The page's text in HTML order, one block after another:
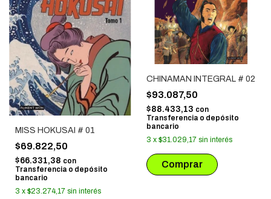
MISS HOKUSAI # 01
$69.822,50
$66.331,38 con
Transferencia o depósito
bancario
3 x $23.274,17 sin interés
CHINAMAN INTEGRAL # 02
$93.087,50
$88.433,13 con
Transferencia o depósito
bancario
3 x $31.029,17 sin interés